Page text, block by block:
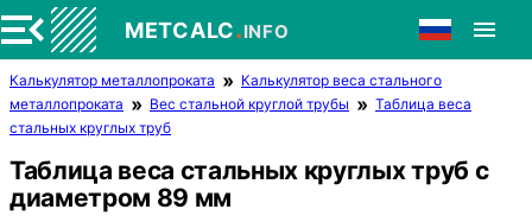
METCALC.INFO
Калькулятор металлопроката
Калькулятор веса стального
металлопроката
Вес стальной круглой трубы
Таблица веса
стальных круглых труб
Таблица веса стальных круглых труб с
диаметром 89 мм